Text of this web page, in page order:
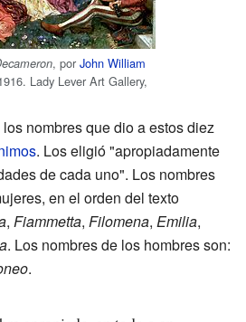
, por John William
Lady Lever Art Gallery,
nombres que dio a estos diez
. Los eligió "apropiadamente
de cada uno". Los nombres
en el orden del texto
, Fiammetta, Filomena, Emilia,
. Los nombres de los hombres son:
.